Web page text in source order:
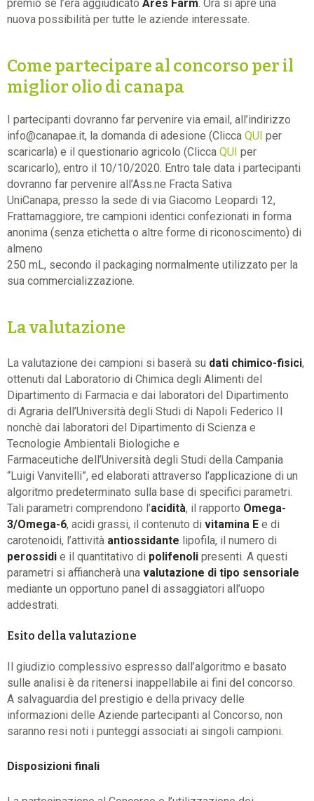
premio se l’era aggiudicato Ares Farm. Ora si apre una
nuova possibilità per tutte le aziende interessate.
Come partecipare al concorso per il
miglior olio di canapa
I partecipanti dovranno far pervenire via email, all’indirizzo
info@canapae.it, la domanda di adesione (Clicca QUI per
scaricarla) e il questionario agricolo (Clicca QUI per
scaricarlo), entro il 10/10/2020. Entro tale data i partecipanti
dovranno far pervenire all’Ass.ne Fracta Sativa
UniCanapa, presso la sede di via Giacomo Leopardi 12,
Frattamaggiore, tre campioni identici confezionati in forma
anonima (senza etichetta o altre forme di riconoscimento) di
almeno
250 mL, secondo il packaging normalmente utilizzato per la
sua commercializzazione.
La valutazione
La valutazione dei campioni si baserà su dati chimico-fisici,
ottenuti dal Laboratorio di Chimica degli Alimenti del
Dipartimento di Farmacia e dai laboratori del Dipartimento
di Agraria dell’Università degli Studi di Napoli Federico II
nonchè dai laboratori del Dipartimento di Scienza e
Tecnologie Ambientali Biologiche e
Farmaceutiche dell’Università degli Studi della Campania
“Luigi Vanvitelli”, ed elaborati attraverso l’applicazione di un
algoritmo predeterminato sulla base di specifici parametri.
Tali parametri comprendono l’acidità, il rapporto Omega-
3/Omega-6, acidi grassi, il contenuto di vitamina E e di
carotenoidi, l’attività antiossidante lipofila, il numero di
perossidi e il quantitativo di polifenoli presenti. A questi
parametri si affiancherà una valutazione di tipo sensoriale
mediante un opportuno panel di assaggiatori all’uopo
addestrati.
Esito della valutazione
Il giudizio complessivo espresso dall’algoritmo e basato
sulle analisi è da ritenersi inappellabile ai fini del concorso.
A salvaguardia del prestigio e della privacy delle
informazioni delle Aziende partecipanti al Concorso, non
saranno resi noti i punteggi associati ai singoli campioni.
Disposizioni finali